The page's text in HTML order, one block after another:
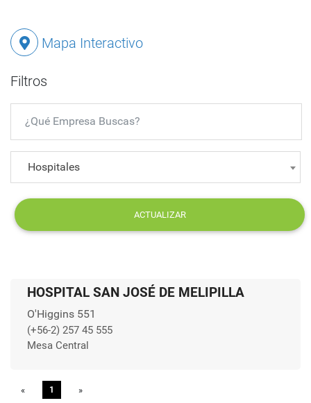
Mapa Interactivo
Filtros
Hospitales
ACTUALIZAR
HOSPITAL SAN JOSÉ DE MELIPILLA
O'Higgins 551
(+56-2) 257 45 555
Mesa Central
« Previous
1 »